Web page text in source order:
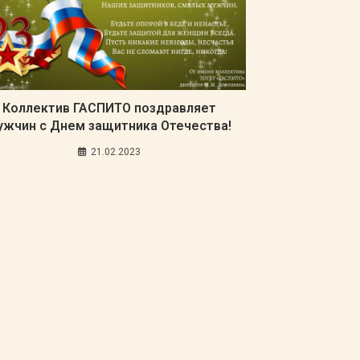
Коллектив ГАСПИТО поздравляет
с Днем защитника Отечества!
21.02.2023